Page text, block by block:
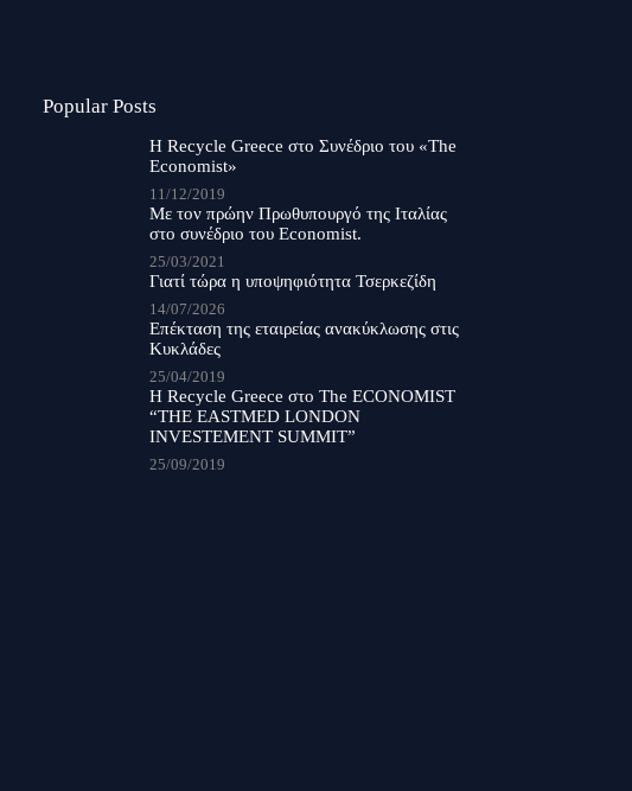
Popular Posts
Η Recycle Greece στο Συνέδριο του «The
Economist»
11/12/2019
Με τον πρώην Πρωθυπουργό της Ιταλίας
στο συνέδριο του Economist.
25/03/2021
Γιατί τώρα η υποψηφιότητα Τσερκεζίδη
14/07/2026
Επέκταση της εταιρείας ανακύκλωσης στις
Κυκλάδες
25/04/2019
Η Recycle Greece στο The ECONOMIST
“THE EASTMED LONDON
INVESTEMENT SUMMIT”
25/09/2019